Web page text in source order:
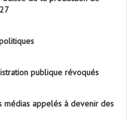
publique révoqués
médias appelés à devenir des